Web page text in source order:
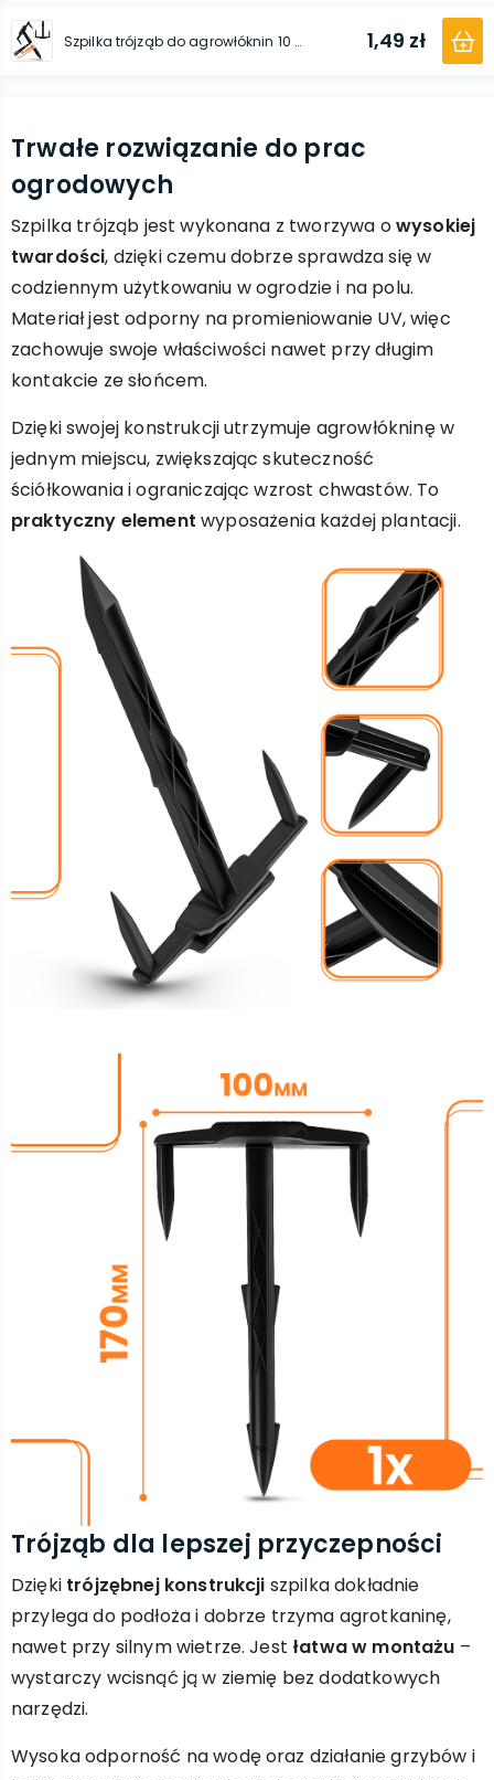
Szpilka trójząb do agrowłóknin 10 cm x 17 cm 1,49 zł
Trwałe rozwiązanie do prac
ogrodowych
Szpilka trójząb jest wykonana z tworzywa owysokiej
twardości, dzięki czemu dobrze sprawdza się w
codziennym użytkowaniu w ogrodzie i na polu.
Materiał jest odporny na promieniowanie UV, więc
zachowuje swoje właściwości nawet przy długim
kontakcie ze słońcem.
Dzięki swojej konstrukcji utrzymuje agrowłókninę w
jednym miejscu, zwiększając skuteczność
ściółkowania i ograniczając wzrost chwastów. To
praktyczny element wyposażenia każdej plantacji.
Trójząb dla lepszej przyczepności
Dzięki trójzębnej konstrukcji szpilka dokładnie
przylega do podłoża i dobrze trzyma agrotkaninę,
nawet przy silnym wietrze. Jest łatwa w montażu –
wystarczy wcisnąć ją w ziemię bez dodatkowych
narzędzi.
Wysoka odporność na wodę oraz działanie grzybów i